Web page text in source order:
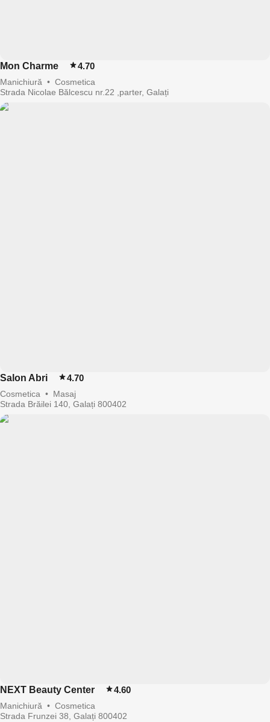
Mon Charme 4.70
Manichiură • Cosmetica
Strada Nicolae Bălcescu nr.22 ,parter, Galați
Salon Abri 4.70
Cosmetica • Masaj
Strada Brăilei 140, Galați 800402
NEXT Beauty Center 4.60
Manichiură • Cosmetica
Strada Frunzei 38, Galați 800402